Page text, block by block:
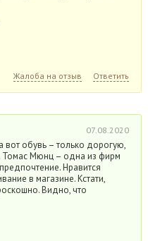
Жалоба на отзыв Ответить
07.08.2020
вот обувь – только дорогую,
Томас Мюнц – одна из фирм
Нравится
в магазине. Кстати,
Видно, что